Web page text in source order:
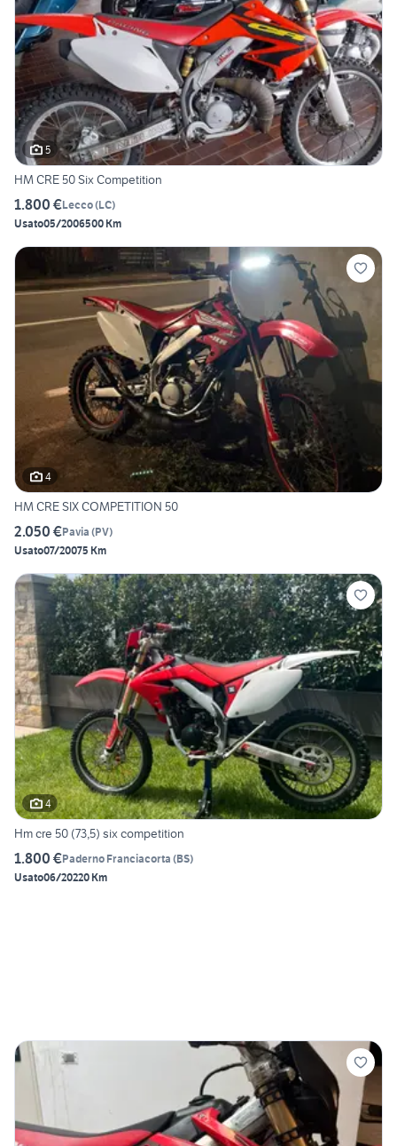
5
HM CRE 50 Six Competition
1.800 €Lecco(LC)
Usato05/2006500 Km
4
HM CRE SIX COMPETITION 50
2.050 €Pavia (PV)
Usato07/20075 Km
4
Hm cre 50 (73,5) six competition
1.800 €Paderno Franciacorta (BS)
Usato06/20220 Km